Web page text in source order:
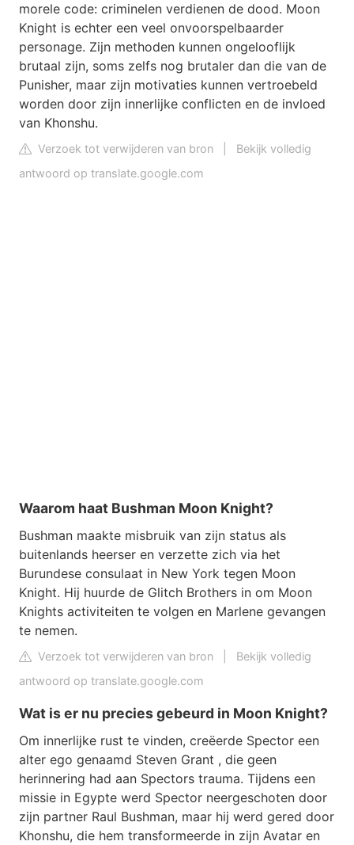
morele code: criminelen verdienen de dood. Moon
Knight is echter een veel onvoorspelbaarder
personage. Zijn methoden kunnen ongelooflijk
brutaal zijn, soms zelfs nog brutaler dan die van de
Punisher, maar zijn motivaties kunnen vertroebeld
worden door zijn innerlijke conflicten en de invloed
van Khonshu.
Verzoek tot verwijderen van bron
Bekijk volledig
antwoord op translate.google.com
Waarom haat Bushman Moon Knight?
Bushman maakte misbruik van zijn status als
buitenlands heerser en verzette zich via het
Burundese consulaat in New York tegen Moon
Knight. Hij huurde de Glitch Brothers in om Moon
Knights activiteiten te volgen en Marlene gevangen
te nemen.
Verzoek tot verwijderen van bron
Bekijk volledig
antwoord op translate.google.com
Wat is er nu precies gebeurd in Moon Knight?
Om innerlijke rust te vinden, creëerde Spector een
alter ego genaamd Steven Grant , die geen
herinnering had aan Spectors trauma. Tijdens een
missie in Egypte werd Spector neergeschoten door
zijn partner Raul Bushman, maar hij werd gered door
Khonshu, die hem transformeerde in zijn Avatar en